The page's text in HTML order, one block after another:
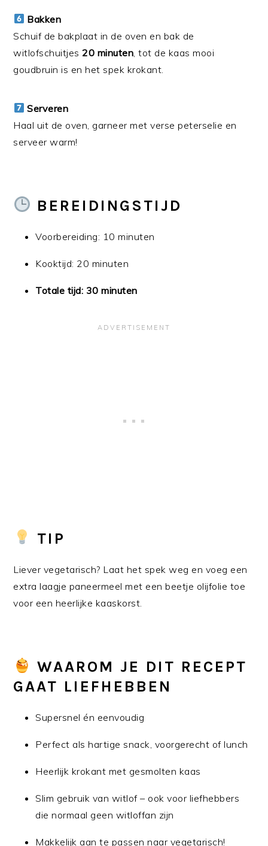
Bakken
Schuif de bakplaat in de oven en bak de
witlofschuitjes20 minuten , tot de kaas mooi
goudbruin is en het spek krokant.
Serveren
Haal uit de oven, garneer met verse peterselie en
serveer warm!
BEREIDINGSTIJD
Voorbereiding: 10 minuten
Kooktijd: 20 minuten
Totale tijd: 30 minuten
TIP
Liever vegetarisch? Laat het spek weg en voeg een
extra laagje paneermeel met een beetje olijfolie toe
voor een heerlijke kaaskorst.
WAAROM JE DIT RECEPT
GAAT LIEFHEBBEN
Supersnel én eenvoudig
Perfect als hartige snack, voorgerecht of lunch
Heerlijk krokant met gesmolten kaas
Slim gebruik van witlof – ook voor liefhebbers
die normaal geen witloffan zijn
Makkelijk aan te passen naar vegetarisch!